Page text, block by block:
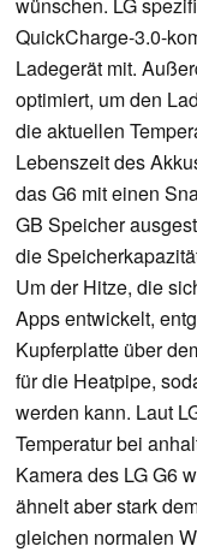
QuickCharge-3.0-
Ladegerät mit.
optimiert, um den
die aktuellen
Lebenszeit des
das G6 mit einen
GB Speicher
die
Um der Hitze, die
Apps entwickelt,
Kupferplatte über
für die Heatpipe,
werden kann. Laut
Temperatur bei
Kamera des LG G6
ähnelt aber stark
gleichen normalen